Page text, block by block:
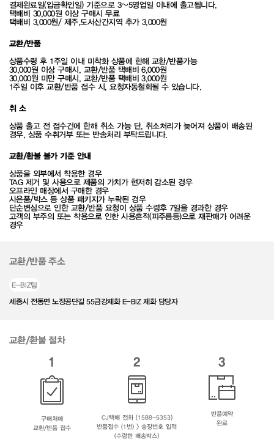
결제완료일(입금확인일) 기준으로 3~5영업일 이내에 출고됩니다.
택배비 30,000원 이상 구매시 무료
택배비 3,000원/ 제주,도서산간지역 추가 3,000원
교환/반품
상품수령 후 1주일 이내 미착화 상품에 한해 교환/반품가능
30,000원 이상 구매시, 교환/반품 택배비 6,000원
30,000원 미만 구매시, 교환/반품 택배비 3,000원
1주일 이후 교환/반품 접수 시, 요청자동철회될 수 있습니다.
취 소
상품 출고 전 접수건에 한해 취소 가능 단, 취소처리가 늦어져 상품이 배송된
경우, 상품 수취거부 또는 반송처리 부탁드립니다.
교환/환불 불가 기준 안내
상품을 외부에서 착용한 경우
TAG 제거 및 사용으로 제품의 가치가 현저히 감소된 경우
오프라인 매장에서 구매한 경우
사은품/박스 등 상품 패키지가 누락된 경우
단순변심으로 인한 교환/반품 요청이 상품 수령후 7일을 경과한 경우
고객의 부주의 또는 착용으로 인한 사용흔적(피주름등)으로 재판매가 어려운
경우
교환/반품 주소
E-BIZ팀
세종시 전동면 노장공단길 55금강제화 E-BIZ 제화 담당자
교환/환불 절차
1
구매처에
교환/반품 접수
2
CJ택배 전화 (1588-5353)
반품접수 (1번) > 송장번호 입력
(수령한 배송박스)
3
반품예약
완료